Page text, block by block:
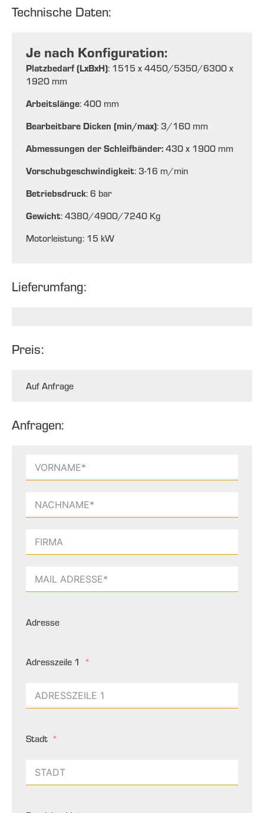
Technische Daten:
Je nach Konfiguration:
Platzbedarf (LxBxH): 1515 x 4450/5350/6300 x
1920 mm
Arbeitslänge: 400 mm
Bearbeitbare Dicken (min/max): 3/160 mm
Abmessungen der Schleifbänder: 430 x 1900 mm
Vorschubgeschwindigkeit: 3-16 m/min
Betriebsdruck: 6 bar
Gewicht: 4380/4900/7240 Kg
Motorleistung: 15 kW
Lieferumfang:
Preis:
Auf Anfrage
Anfragen:
Adresse
Adresszeile 1
Stadt